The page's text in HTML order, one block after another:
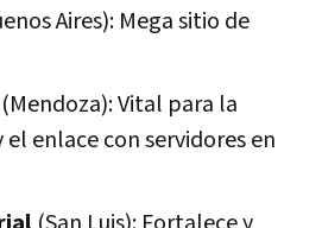
Aires): Mega sitio de
(Mendoza): Vital para la
el enlace con servidores en